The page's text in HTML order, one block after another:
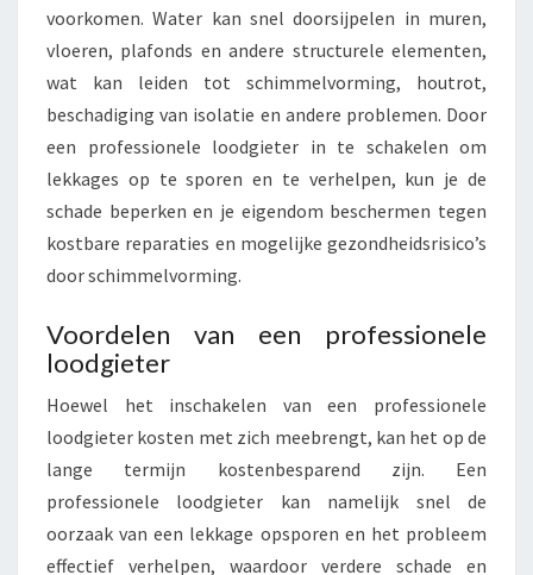
voorkomen. Water kan snel doorsijpelen in muren,
vloeren, plafonds en andere structurele elementen,
wat kan leiden tot schimmelvorming, houtrot,
beschadiging van isolatie en andere problemen. Door
een professionele loodgieter in te schakelen om
lekkages op te sporen en te verhelpen, kun je de
schade beperken en je eigendom beschermen tegen
kostbare reparaties en mogelijke gezondheidsrisico’s
door schimmelvorming.
Voordelen van een professionele
loodgieter
Hoewel het inschakelen van een professionele
loodgieter kosten met zich meebrengt, kan het op de
lange termijn kostenbesparend zijn. Een
professionele loodgieter kan namelijk snel de
oorzaak van een lekkage opsporen en het probleem
effectief verhelpen, waardoor verdere schade en